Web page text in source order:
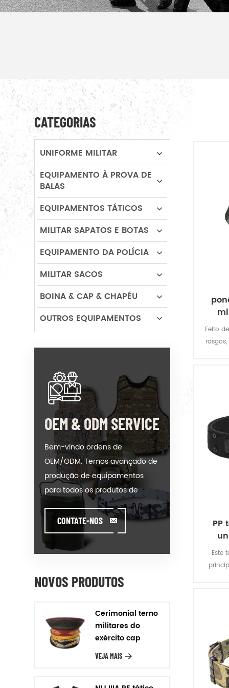
Feito
PP
Este
CATEGORIAS
UNIFORME MILITAR
EQUIPAMENTO À PROVA DE
BALAS
EQUIPAMENTOS TÁTICOS
MILITAR SAPATOS E BOTAS
EQUIPAMENTO DA POLÍCIA
MILITAR SACOS
BOINA & CAP & CHAPÉU
OUTROS EQUIPAMENTOS
OEM & ODM SERVICE
Bem-vindo ordens de
OEM/ODM. Temos avançado de
produção de equipamentos
para todos os produtos de
nossas categorias. Poderíamos
colocar seu anuncio em nosso
hot-modelo de venda ou ajudar
você a produzir ordens quando
ajudamos nossos clientes a criar
e desenvolver seus produtos
Criatividade & Inovador pé. Nós
fabricamos os produtos de
nosso cliente, com Garantia de
Qualidade, Entrega Rigor &
CONTATE-NOS
NOVOS PRODUTOS
Cerimonial terno
militares do
exército cap
VEJA MAIS